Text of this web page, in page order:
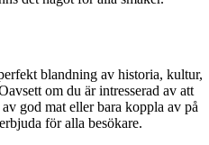
blandning av historia, kultur,
om du är intresserad av att
god mat eller bara koppla av på
för alla besökare.